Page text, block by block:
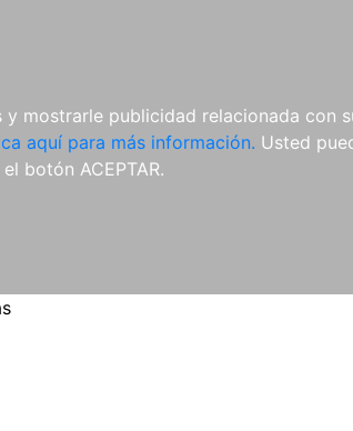
mostrarle publicidad relacionada con
aquí para más información. Usted
botón ACEPTAR.
REVISTAS
CDS Y
DVDS
MATERIAL